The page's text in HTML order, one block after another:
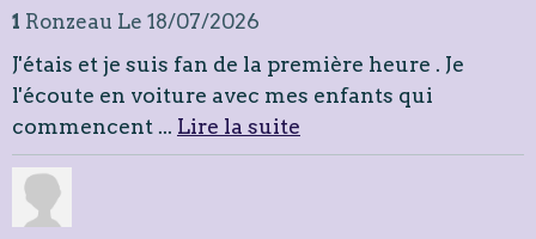
1 Ronzeau Le 18/07/2026
J'étais et je suis fan de la première heure . Je
l'écoute en voiture avec mes enfants qui
commencent ... Lire la suite